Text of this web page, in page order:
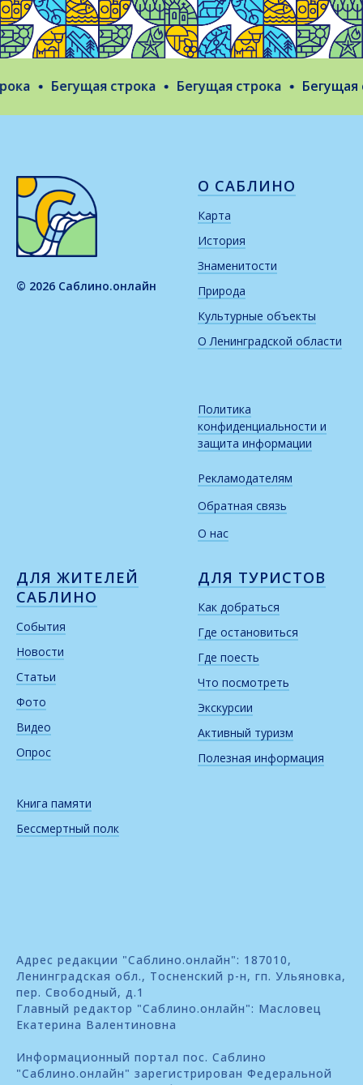
Бегущая строка Бегущая строка Бегущая
© 2026 Саблино.онлайн
О САБЛИНО
Карта
История
Знаменитости
Природа
Культурные объекты
О Ленинградской области
Политика
конфиденциальности и
защита информации
Рекламодателям
Обратная связь
О нас
ДЛЯ ЖИТЕЛЕЙ
САБЛИНО
События
Новости
Статьи
Фото
Видео
Опрос
Книга памяти
Бессмертный полк
ДЛЯ ТУРИСТОВ
Как добраться
Где остановиться
Где поесть
Что посмотреть
Экскурсии
Активный туризм
Полезная информация
Адрес редакции "Саблино.онлайн": 187010,
Ленинградская обл., Тосненский р-н, гп. Ульяновка,
пер. Свободный, д.1
Главный редактор "Саблино.онлайн": Масловец
Екатерина Валентиновна
Информационный портал пос. Саблино
"Саблино.онлайн" зарегистрирован Федеральной